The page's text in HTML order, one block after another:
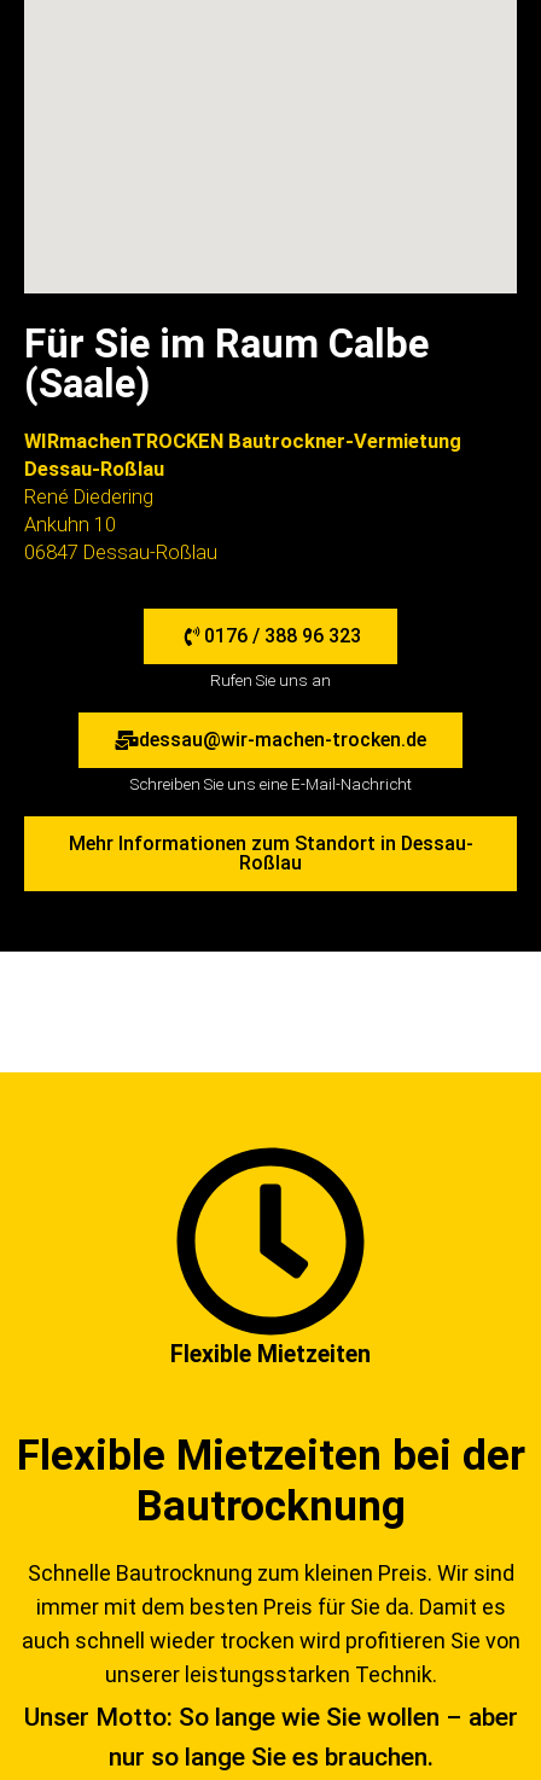
Für Sie im Raum Calbe
(Saale)
WIRmachenTROCKEN Bautrockner-Vermietung
Dessau-Roßlau
René Diedering
Ankuhn 10
06847 Dessau-Roßlau
0176 / 388 96 323
Rufen Sie uns an
dessau@wir-machen-trocken.de
Schreiben Sie uns eine E-Mail-Nachricht
Mehr Informationen zum Standort in Dessau-
Roßlau
Flexible Mietzeiten
Flexible Mietzeiten bei der
Bautrocknung
Schnelle Bautrocknung zum kleinen Preis. Wir sind
immer mit dem besten Preis für Sie da. Damit es
auch schnell wieder trocken wird profitieren Sie von
unserer leistungsstarken Technik.
Unser Motto: So lange wie Sie wollen – aber
nur so lange Sie es brauchen.